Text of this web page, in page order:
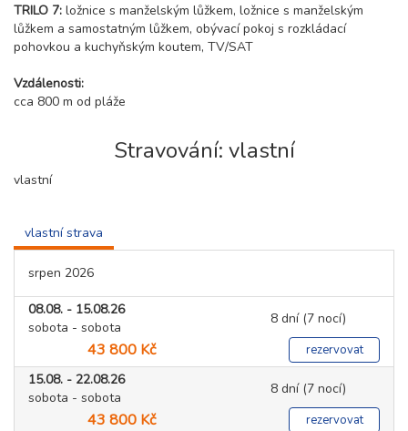
TRILO 7: ložnice s manželským lůžkem, ložnice s manželským
lůžkem a samostatným lůžkem, obývací pokoj s rozkládací
pohovkou a kuchyňským koutem, TV/SAT
Vzdálenosti:
cca 800 m od pláže
Stravování: vlastní
vlastní
vlastní strava
srpen 2026
08.08. - 15.08.26
sobota - sobota
8 dní (7 nocí)
43 800 Kč rezervovat
15.08. - 22.08.26
sobota - sobota
8 dní (7 nocí)
43 800 Kč rezervovat